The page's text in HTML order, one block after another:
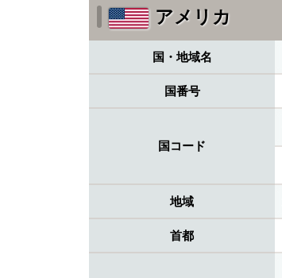
アメリカ
国・地域名
国番号
国コード
地域
首都